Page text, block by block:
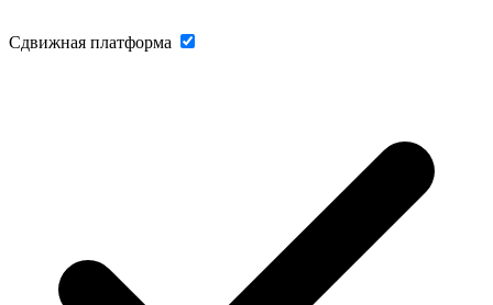
Сдвижная платформа